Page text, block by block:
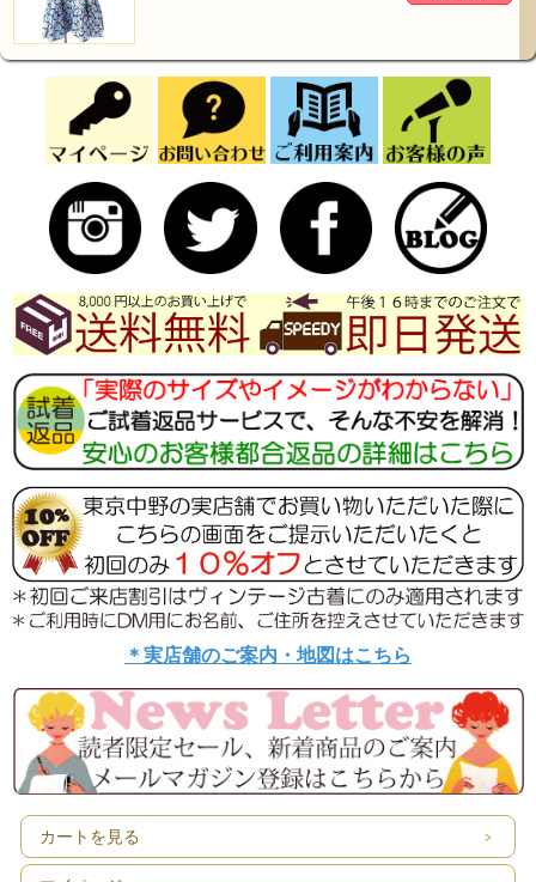
＊実店舗のご案内・地図はこちら
カートを見る